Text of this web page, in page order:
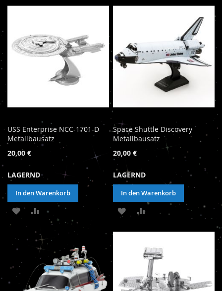
HINZUFÜGEN
HINZUFÜGEN
USS Enterprise NCC-1701-D
Metallbausatz
20,00 €
LAGERND
In den Warenkorb
ZUR
WUNSCHLISTE
HINZUFÜGEN
ZUR
VERGLEICHSLISTE
HINZUFÜGEN
Space Shuttle Discovery
Metallbausatz
20,00 €
LAGERND
In den Warenkorb
ZUR ZUR